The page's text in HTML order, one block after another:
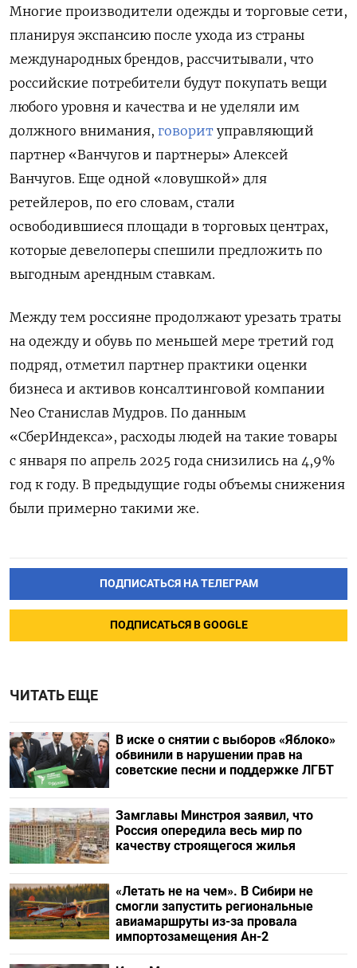
Многие производители одежды и торговые сети,
планируя экспансию после ухода из страны
международных брендов, рассчитывали, что
российские потребители будут покупать вещи
любого уровня и качества и не уделяли им
должного внимания, говорит управляющий
партнер «Ванчугов и партнеры» Алексей
Ванчугов. Еще одной «ловушкой» для
ретейлеров, по его словам, стали
освободившиеся площади в торговых центрах,
которые девелоперы спешили предложить по
выгодным арендным ставкам.
Между тем россияне продолжают урезать траты
на одежду и обувь по меньшей мере третий год
подряд, отметил партнер практики оценки
бизнеса и активов консалтинговой компании
Neo Станислав Мудров. По данным
«СберИндекса», расходы людей на такие товары
с января по апрель 2025 года снизились на 4,9%
год к году. В предыдущие годы объемы снижения
были примерно такими же.
ПОДПИСАТЬСЯ НА ТЕЛЕГРАМ
ПОДПИСАТЬСЯ В GOOGLE
ЧИТАТЬ ЕЩЕ
В иске о снятии с выборов «Яблоко»
обвинили в нарушении прав на
советские песни и поддержке ЛГБТ
Замглавы Минстроя заявил, что
Россия опередила весь мир по
качеству строящегося жилья
«Летать не на чем». В Сибири не
смогли запустить региональные
авиамаршруты из-за провала
импортозамещения Ан-2